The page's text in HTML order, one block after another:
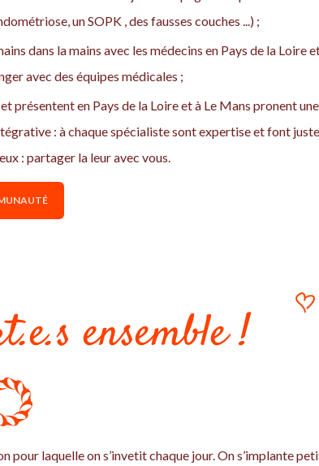
un SOPK , des fausses couches ...) ;
dans la mains avec les médecins en Pays de la Loire
avec des équipes médicales ;
présentent en Pays de la Loire et à Le Mans pronent
: à chaque spécialiste sont expertise et font juste
: partager la leur avec vous.
ensemble !
pour laquelle on s’invetit chaque jour. On s’implante